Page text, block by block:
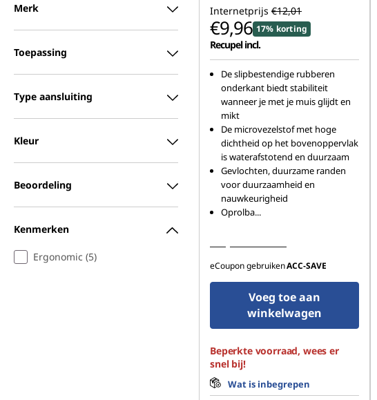
Merk
Toepassing
Type aansluiting
Kleur
Beoordeling
Kenmerken
Ergonomic (5)
Internetprijs €12,01
€9,96 17% korting
Recupel incl.
De slipbestendige rubberen
onderkant biedt stabiliteit
wanneer je met je muis glijdt en
mikt
De microvezelstof met hoge
dichtheid op het bovenoppervlak
is waterafstotend en duurzaam
Gevlochten, duurzame randen
voor duurzaamheid en
nauwkeurigheid
Oprolba...
eCoupon gebruikenACC‑SAVE
Voeg toe aan
winkelwagen
Beperkte voorraad, wees er
snel bij!
Wat is inbegrepen